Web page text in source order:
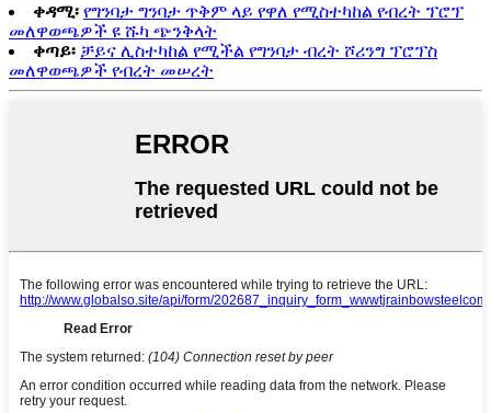
ቀዳሚ፡ የግንባታ ግንባታ ጥቅም ላይ የዋለ የሚስተካከል የብረት ፕሮፕ
መለዋወጫዎች ዩ ሹካ ጭንቅላት
ቀጣይ፡ ቻይና ሊስተካከል የሚችል የግንባታ ብረት ሾሪንግ ፕሮፕስ
መለዋወጫዎች የብረት መሠረት